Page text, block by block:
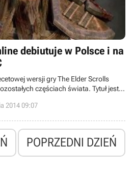
debiutuje w Polsce i na
wersji gry The Elder Scrolls
częściach świata. Tytuł jest
standardowym, jak i
Ponadto z okazji debiutu twórcy
2014 09:07
POPRZEDNI DZIEŃ